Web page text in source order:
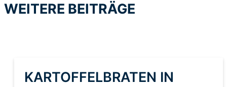
WEITERE BEITRÄGE
KARTOFFELBRATEN IN